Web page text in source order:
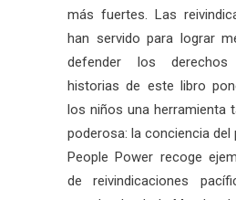
más fuertes. Las
han servido para lograr
defender los
historias de este libro
los niños una herramienta
poderosa: la conciencia del
People Power recoge
de reivindicaciones